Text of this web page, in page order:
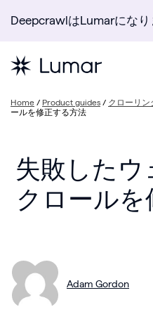
DeepcrawlはLumarになり
Home / Product guides / クローリン
ールを修正する方法
失敗したウ
クロール
Adam Gordon